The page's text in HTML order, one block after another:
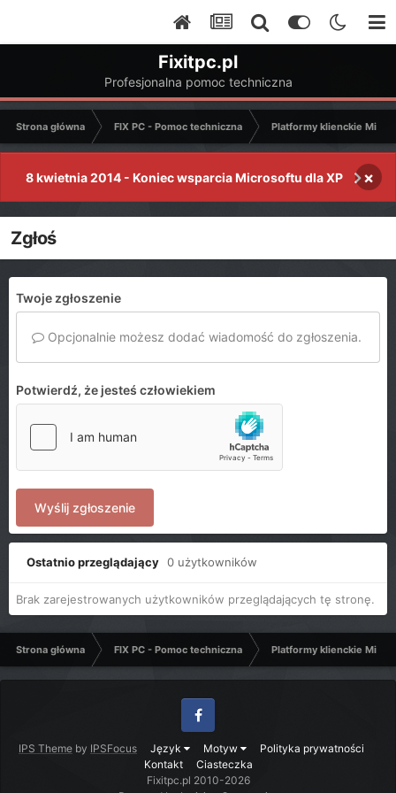
Fixitpc.pl
Profesjonalna pomoc techniczna
Strona główna FIX PC - Pomoc techniczna Platformy klienckie
8 kwietnia 2014 - Koniec wsparcia Microsoftu dla XP ×
Zgłoś
Twoje zgłoszenie
Opcjonalnie możesz dodać wiadomość do zgłoszenia.
Potwierdź, że jesteś człowiekiem
Wyślij zgłoszenie
Ostatnio przeglądający 0 użytkowników
Brak zarejestrowanych użytkowników przeglądających tę stronę.
Strona główna FIX PC - Pomoc techniczna Platformy klienckie
IPS Theme by IPSFocus Język Motyw
Polityka prywatności
Kontakt
Ciasteczka
Facebook
Fixitpc.pl 2010-2026